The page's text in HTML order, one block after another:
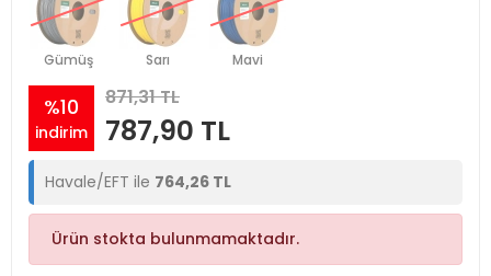
Gümüş Sarı Mavi
%10
indirim
871,31 TL
787,90 TL
Havale/EFT ile 764,26 TL
Ürün stokta bulunmamaktadır.